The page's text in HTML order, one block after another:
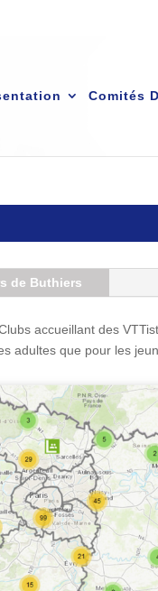
Comités
de Buthiers
accueillant des
que pour les